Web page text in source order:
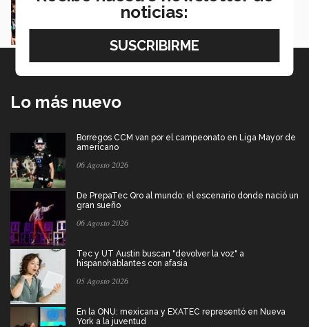
proyectos en la Sierra Tarahumara
Juan José Flores Nava
Lo más nuevo
Borregos CCM van por el campeonato en Liga Mayor de
americano
06 Agosto 2026
De PrepaTec Qro al mundo: el escenario donde nació un
gran sueño
06 Agosto 2026
Tec y UT Austin buscan "devolver la voz" a
hispanohablantes con afasia
05 Agosto 2026
En la ONU: mexicana y EXATEC representó en Nueva
York a la juventud
noticias: